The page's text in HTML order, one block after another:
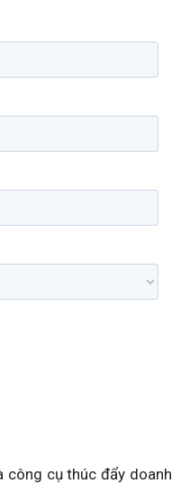
công cụ thúc đẩy doanh